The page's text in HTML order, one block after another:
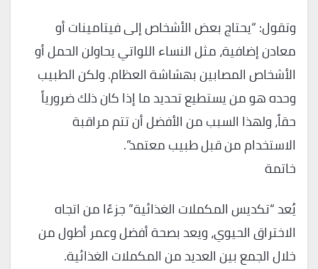
وتقول: “يحتاج بعض الأشخاص إلى فيتامينات أو
معادن إضافية، مثل النساء اللواتي يحاولن الحمل أو
الأشخاص المصابين بهشاشة العظام. ولكن الطبيب
وحده هو من يستطيع تحديد ما إذا كان ذلك ضرورياً
حقاً، ولهذا السبب من الأفضل أن تتم مراقبة
الاستخدام من قبل طبيب معتمد”.
خاتمة
يُعد “تكديس المكملات الغذائية” جزءًا من اتجاه
الاختراق الحيوي، ويعد بصحة أفضل وعمر أطول من
خلال الجمع بين العديد من المكملات الغذائية.